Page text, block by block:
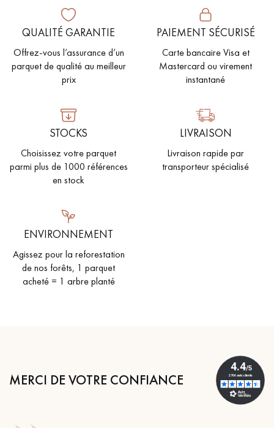
QUALITÉ GARANTIE
Offrez-vous l’assurance d’un
parquet de qualité au meilleur
prix
PAIEMENT SÉCURISÉ
Carte bancaire Visa et
Mastercard ou virement
instantané
STOCKS
Choisissez votre parquet
parmi plus de 1000 références
en stock
LIVRAISON
Livraison rapide par
transporteur spécialisé
ENVIRONNEMENT
Agissez pour la reforestation
de nos forêts, 1 parquet
acheté = 1 arbre planté
MERCI DE VOTRE CONFIANCE